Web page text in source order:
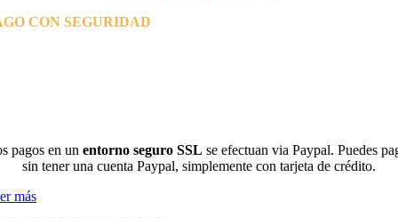
CON SEGURIDAD
pagos en un entorno seguro SSL se efectuan via Paypal. Puedes
sin tener una cuenta Paypal, simplemente con tarjeta de crédito.
más